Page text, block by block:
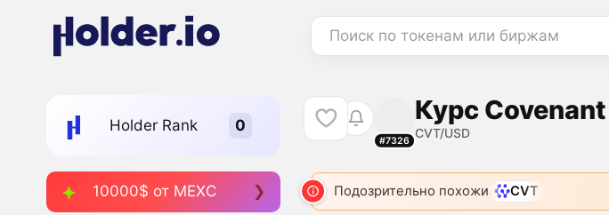
Поиск по токенам или биржам
Holder Rank
10000$ от MEXC
#7326
Курс
CVT/USD
Подозрительно похожи CVT